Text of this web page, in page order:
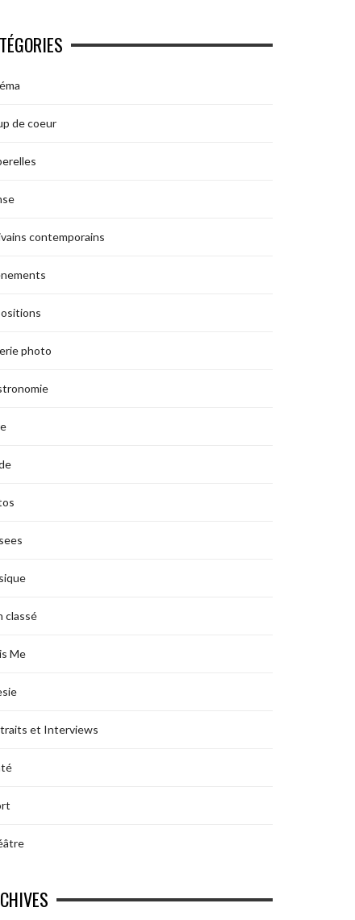
de coeur
contemporains
photo
classé
Me
et Interviews